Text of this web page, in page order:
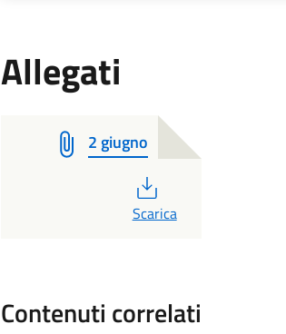
Allegati
2 giugno
PDF
Scarica
Contenuti correlati